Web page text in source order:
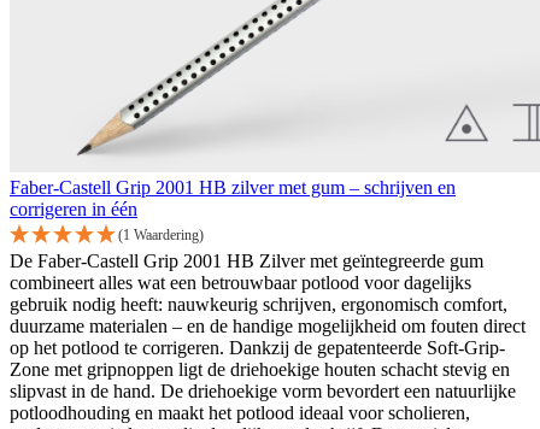
Faber-Castell Grip 2001 HB zilver met gum – schrijven en
corrigeren in één
(1 Waardering)
De Faber-Castell Grip 2001 HB Zilver met geïntegreerde gum
combineert alles wat een betrouwbaar potlood voor dagelijks
gebruik nodig heeft: nauwkeurig schrijven, ergonomisch comfort,
duurzame materialen – en de handige mogelijkheid om fouten direct
op het potlood te corrigeren. Dankzij de gepatenteerde Soft-Grip-
Zone met gripnoppen ligt de driehoekige houten schacht stevig en
slipvast in de hand. De driehoekige vorm bevordert een natuurlijke
potloodhouding en maakt het potlood ideaal voor scholieren,